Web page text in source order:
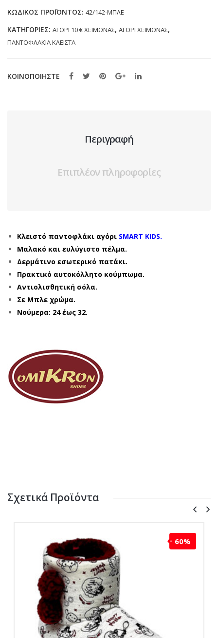
(24-
ποσότητα
ΚΩΔΙΚΌΣ ΠΡΟΪΌΝΤΟΣ: 42/142-ΜΠΛΕ
ΚΑΤΗΓΟΡΊΕΣ: ΑΓΟΡΙ 10 € ΧΕΙΜΩΝΑΣ, ΑΓΟΡΙ ΧΕΙΜΩΝΑΣ,
ΠΑΝΤΟΦΛΑΚΙΑ ΚΛΕΙΣΤΑ
ΚΟΙΝΟΠΟΙΗΣΤΕ
Περιγραφή
Επιπλέον πληροφορίες
Κλειστό παντοφλάκι αγόρι SMART KIDS.
Μαλακό και ευλύγιστο πέλμα.
Δερμάτινο εσωτερικό πατάκι.
Πρακτικό αυτοκόλλητο κούμπωμα.
Αντιολισθητική σόλα.
Σε Μπλε χρώμα.
Νούμερα: 24 έως 32.
Σχετικά Προϊόντα
60%